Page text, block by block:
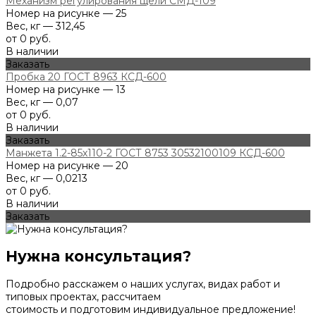
Номер на рисунке — 25
Вес, кг — 312,45
от 0 руб.
В наличии
Заказать
Пробка 20 ГОСТ 8963 КСД-600
Номер на рисунке — 13
Вес, кг — 0,07
от 0 руб.
В наличии
Заказать
Манжета 1.2-85х110-2 ГОСТ 8753 30532100109 КСД-600
Номер на рисунке — 20
Вес, кг — 0,0213
от 0 руб.
В наличии
Заказать
Нужна консультация?
Подробно расскажем о наших услугах, видах работ и
типовых проектах, рассчитаем
стоимость и подготовим индивидуальное предложение!